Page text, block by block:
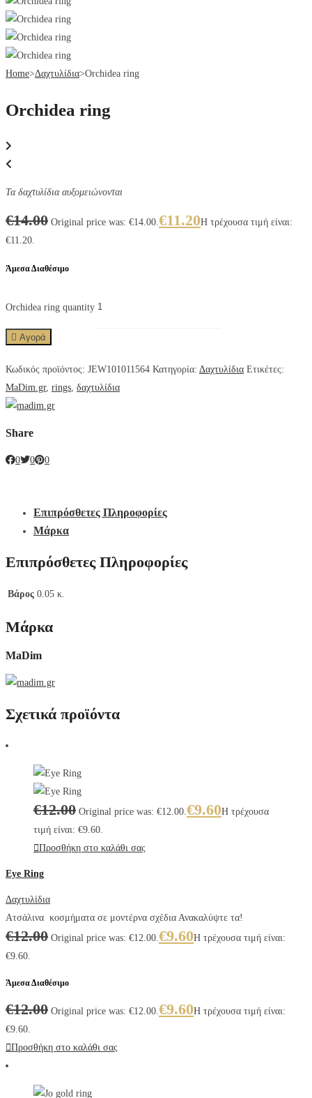
Home>Δαχτυλίδια>Orchidea ring
Orchidea ring
Τα δαχτυλίδια αυξομειώνονται
€14.00 Original price was: €14.00. €11.20Η τρέχουσα τιμή είναι:
€11.20.
Άμεσα Διαθέσιμο
Orchidea ring quantity
Αγορά
Κωδικός προϊόντος: JEW101011564 Κατηγορία: Δαχτυλίδια Ετικέτες:
MaDim.gr, rings δαχτυλίδια
Share
0 0 0
Επιπρόσθετες Πληροφορίες
Μάρκα
Επιπρόσθετες Πληροφορίες
Βάρος 0.05 κ.
Μάρκα
MaDim
Σχετικά προϊόντα
€12.00 Original price was: €12.00. €9.60Η τρέχουσα
τιμή είναι: €9.60.
Προσθήκη στο καλάθι σας
Eye Ring
Δαχτυλίδια
Ατσάλινα κοσμήματα σε μοντέρνα σχέδια Ανακαλύψτε τα!
€12.00 Original price was: €12.00. €9.60Η τρέχουσα τιμή είναι:
€9.60.
Άμεσα Διαθέσιμο
€12.00 Original price was: €12.00. €9.60Η τρέχουσα τιμή είναι:
€9.60.
Προσθήκη στο καλάθι σας